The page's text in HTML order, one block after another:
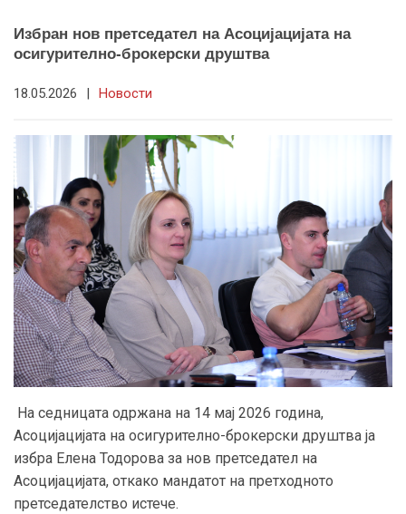
Избран нов претседател на Асоцијацијата на
осигурително-брокерски друштва
18.05.2026 | Новости
На седницата одржана на 14 мај 2026 година,
Асоцијацијата на осигурително-брокерски друштва ја
избра Елена Тодорова за нов претседател на
Асоцијацијата, откако мандатот на претходното
претседателство истече.